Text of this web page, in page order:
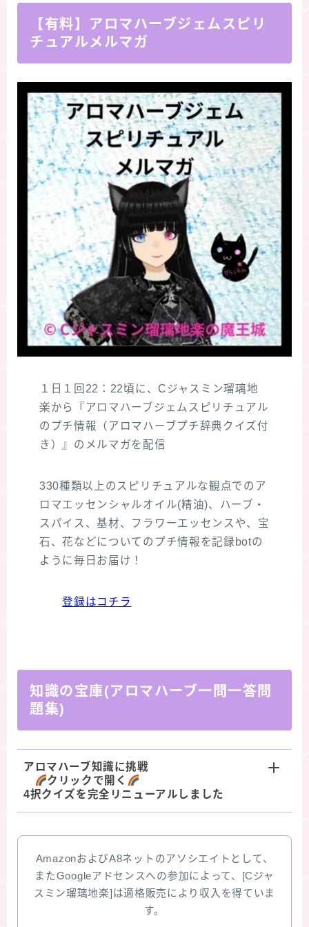
【有料】アロマハーブジェムスピリ
チュアルメルマガ
１日１回22：22頃に、Cジャスミン瑠璃地
楽から『アロマハーブジェムスピリチュアル
のプチ情報（アロマハーブプチ辞典クイズ付
き）』のメルマガを配信
330種類以上のスピリチュアルな観点でのア
ロマエッセンシャルオイル(精油)、ハーブ・
スパイス、基材、フラワーエッセンスや、宝
石、花などについてのプチ情報を記録botの
ように毎日お届け！
登録はコチラ
知識の宝庫(アロマハーブ一問一答問
題集)
アロマハーブ知識に挑戦
クリックで開く
4択クイズを完全リニューアルしました
AmazonおよびA8ネットのアソシエイトとして、
またGoogleアドセンスへの参加によって、[Cジャ
スミン瑠璃地楽]は適格販売により収入を得ていま
す。